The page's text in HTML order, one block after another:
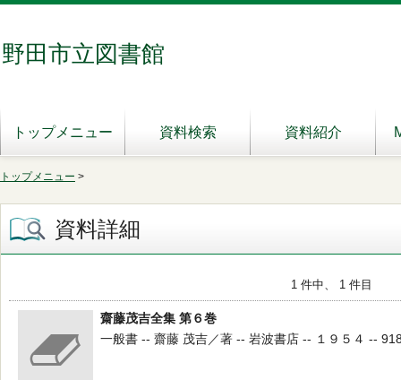
野田市立図書館
トップメニュー 資料検索 資料紹介
トップメニュー >
資料詳細
1 件中、 1 件目
齋藤茂吉全集 第６巻
一般書 -- 齋藤 茂吉／著 -- 岩波書店 -- １９５４ --